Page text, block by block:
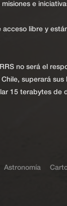
e
libre y
no será el
superará
15 terabytes de
Astronomía